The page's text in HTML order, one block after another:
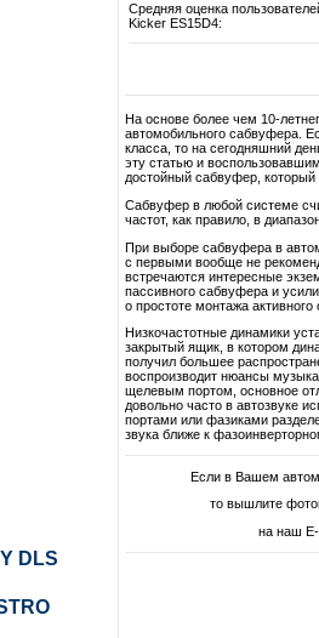
DLS
Средняя оценка
Kicker ES15D4:
На основе более чем 10-
автомобильного сабвуфера.
класса, то на сегодняшний
эту статью и
достойный сабвуфер, который
Сабвуфер в любой системе
частот, как правило, в
При выборе сабвуфера в
с первыми вообще не
встречаются интересные
пассивного сабвуфера и
о простоте монтажа
Низкочастотные динамики
закрытый ящик, в котором
получил большее
воспроизводит нюансы
щелевым портом, основное
довольно часто в автозвуке
портами или фазиками
звука ближе к
Если в Вашем
то вышлите
на наш